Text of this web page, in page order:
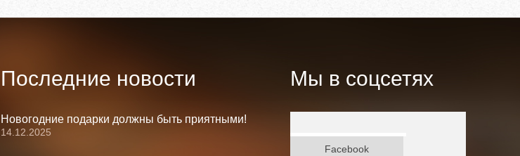
Последние новости
Новогодние подарки должны быть приятными!
14.12.2025
Мы в соцсетях
Facebook